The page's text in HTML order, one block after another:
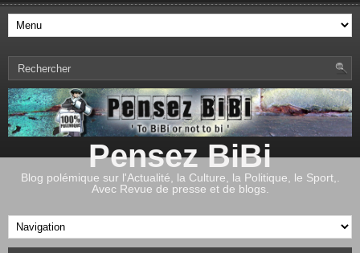
Pensez BiBi
Blog polémique sur l'Actualité, la Culture, la Politique, le Sport,.
Avec Revue de presse et de blogs.